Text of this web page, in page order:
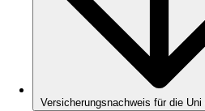
Versicherungsnachweis für die